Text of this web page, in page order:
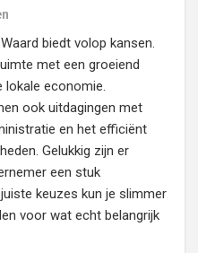
biedt volop kansen.
met een groeiend
lokale economie.
ook uitdagingen met
en het efficiënt
Gelukkig zijn er
een stuk
keuzes kun je slimmer
voor wat echt belangrijk